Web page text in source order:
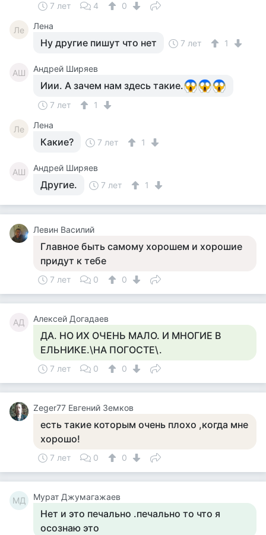
7 лет 4 0
Ле Лена
Ну другие пишут что нет 7 лет 1
АШ Андрей Ширяев
Иии. А зачем нам здесь такие.
7 лет 1
Ле Лена
Какие? 7 лет 1
АШ Андрей Ширяев
Другие. 7 лет 1
Левин Василий
Главное быть самому хорошем и хорошие
придут к тебе
7 лет 0 0
АД Алексей Догадаев
ДА. НО ИХ ОЧЕНЬ МАЛО. И МНОГИЕ В
ЕЛЬНИКЕ.\НА ПОГОСТЕ\.
7 лет 0 0
Zeger77 Евгений Земков
есть такие которым очень плохо ,когда мне
хорошо!
7 лет 0 0
МД Мурат Джумагажаев
Нет и это печально .печально то что я
осознаю это